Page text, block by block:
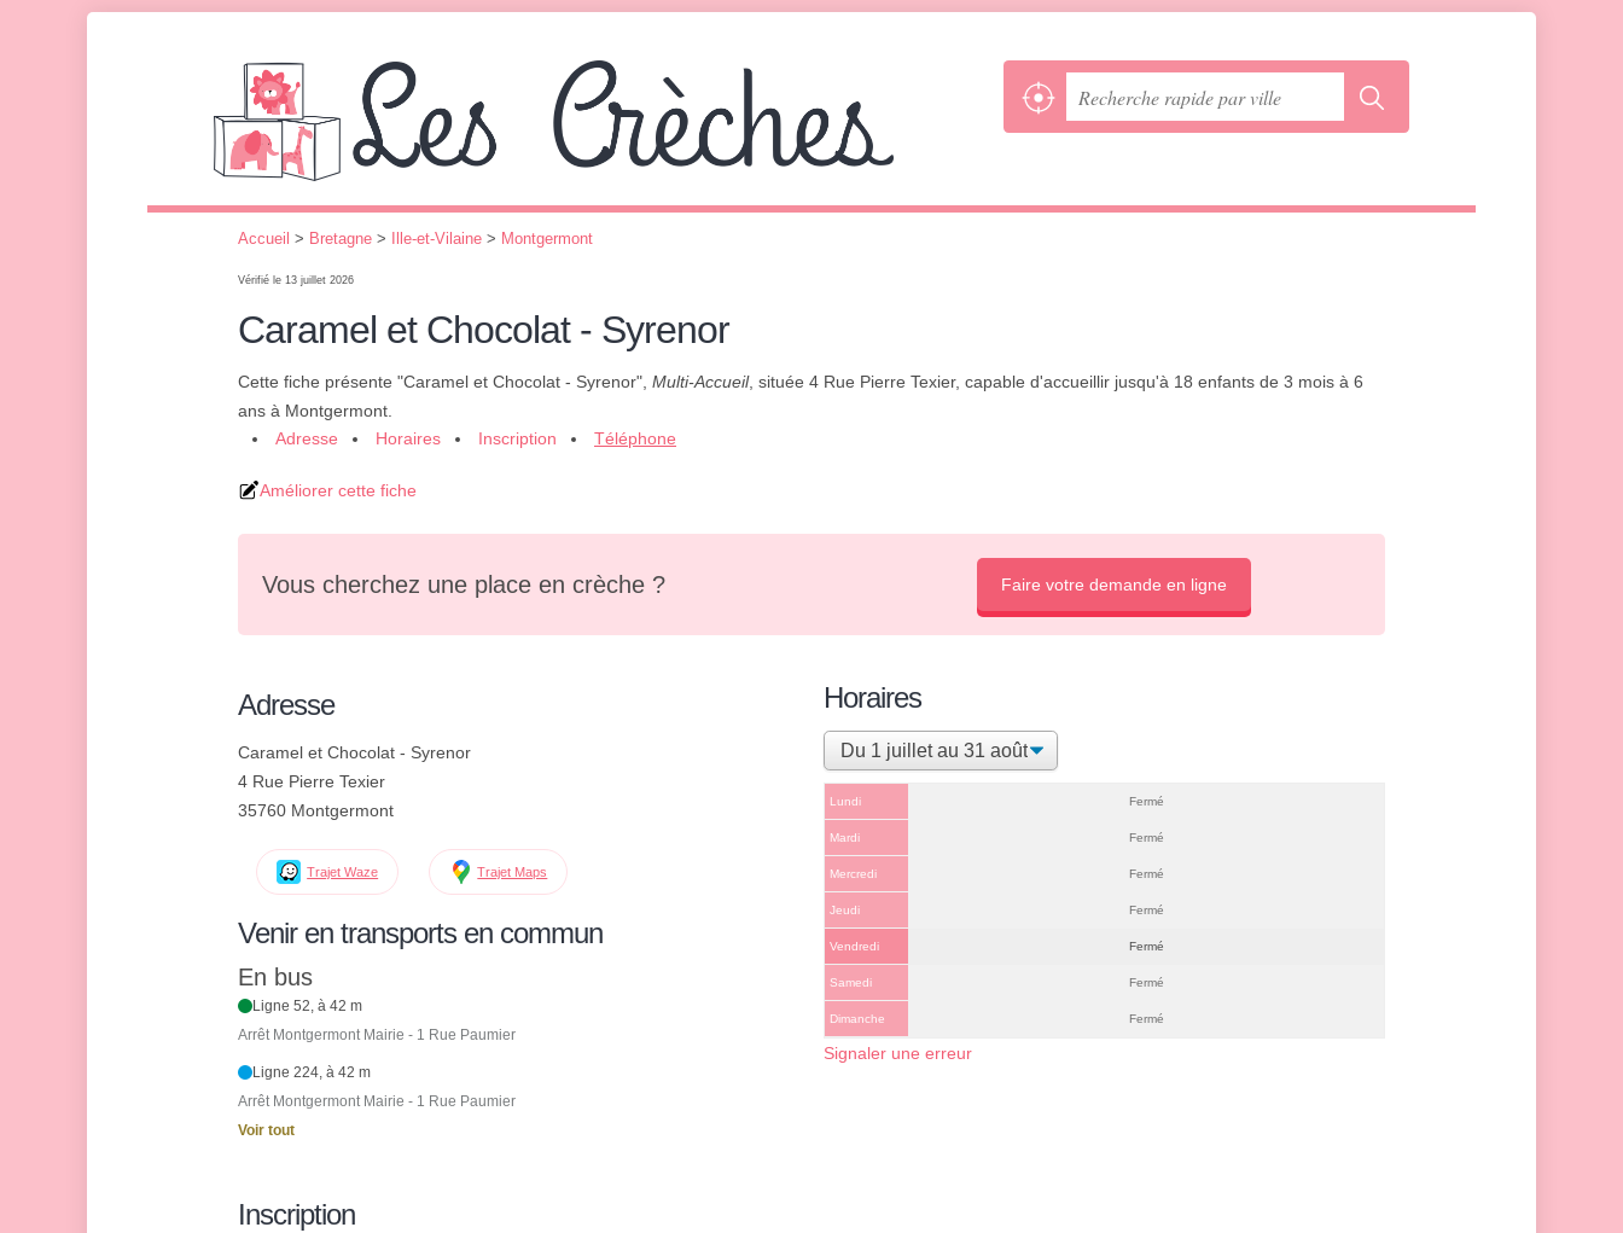
Accueil > Bretagne > Ille-et-Vilaine > Montgermont
Vérifié le 13 juillet 2026
Caramel et Chocolat - Syrenor
Cette fiche présente "Caramel et Chocolat - Syrenor", Multi-Accueil, située 4 Rue Pierre Texier, capable d'accueillir jusqu'à 18 enfants de 3 mois à 6
ans à Montgermont.
Adresse
Horaires Inscription Téléphone
Améliorer cette fiche
Vous cherchez une place en crèche ? Faire votre demande en ligne
Adresse
Caramel et Chocolat - Syrenor
4 Rue Pierre Texier
35760 Montgermont
Trajet Waze Trajet Maps
Venir en transports en commun
En bus
Ligne 52, à 42 m
Arrêt Montgermont Mairie - 1 Rue Paumier
Ligne 224, à 42 m
Arrêt Montgermont Mairie - 1 Rue Paumier
Voir tout
Horaires
Lundi Fermé
Mardi Fermé
Mercredi Fermé
Jeudi Fermé
Vendredi Fermé
Samedi Fermé
Dimanche Fermé
Signaler une erreur
Inscription